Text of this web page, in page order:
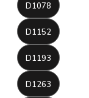
D1078
D1152
D1193
D1263